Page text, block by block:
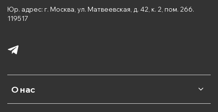
О нас
Юр. адрес: г. Москва, ул. Матвеевская, д. 42, к. 2, пом. 266.
119517